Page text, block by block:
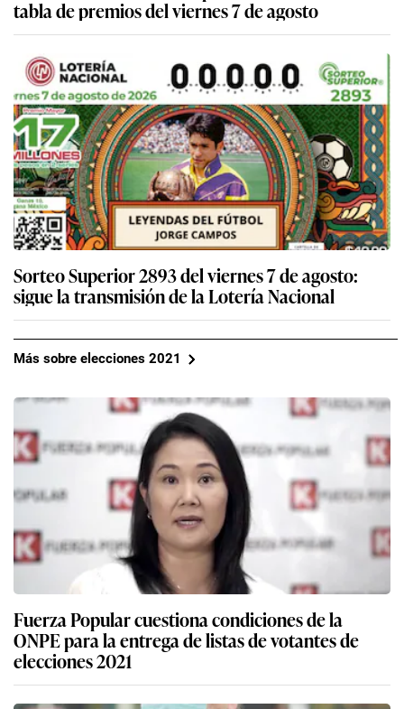
tabla de premios del viernes 7 de agosto
Sorteo Superior 2893 del viernes 7 de agosto:
sigue la transmisión de la Lotería Nacional
Más sobre elecciones 2021
Fuerza Popular cuestiona condiciones de la
ONPE para la entrega de listas de votantes de
elecciones 2021